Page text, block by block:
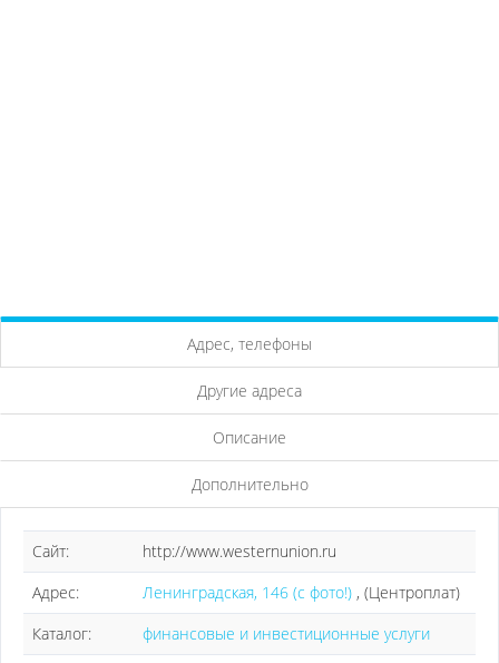
Адрес, телефоны
Другие адреса
Описание
Дополнительно
Сайт:
http://www.westernunion.ru
Адрес:
Ленинградская, 146 (с фото!) , (Центроплат)
Каталог:
финансовые и инвестиционные услуги